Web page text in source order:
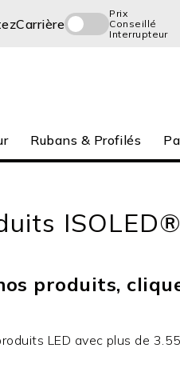
Carrière
Prix
Conseillé
Interrupteur
Rubans & Profilés
ISOLED®
produits,
LED avec plus de